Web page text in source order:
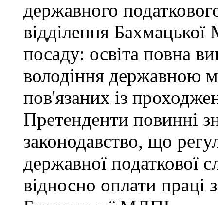
державного
відділення
посаду: освіта повна
володіння державною
пов'язаних із
Претенденти повинні
законодавство, що
державної податкової
відносно оплати праці